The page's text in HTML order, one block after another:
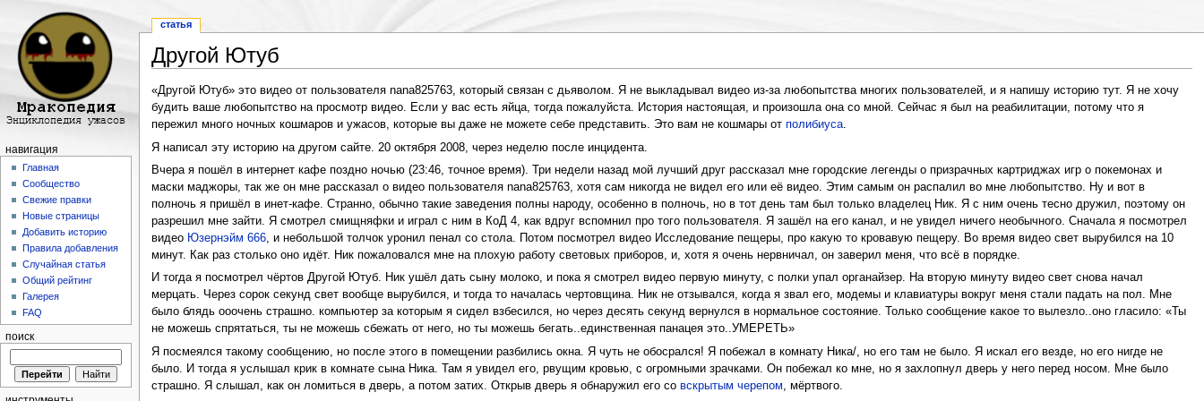
Другой Ютуб
«Другой Ютуб» это видео от пользователя nana825763, который связан с дьяволом. Я не выкладывал видео из-за любопытства многих пользователей, и я напишу историю тут. Я не хочу
будить ваше любопытство на просмотр видео. Если у вас есть яйца, тогда пожалуйста. История настоящая, и произошла она со мной. Сейчас я был на реабилитации, потому что я
пережил много ночных кошмаров и ужасов, которые вы даже не можете себе представить. Это вам не кошмары от полибиуса.
Я написал эту историю на другом сайте. 20 октября 2008, через неделю после инцидента.
Вчера я пошёл в интернет кафе поздно ночью (23:46, точное время). Три недели назад мой лучший друг рассказал мне городские легенды о призрачных картриджах игр о покемонах и
маски маджоры, так же он мне рассказал о видео пользователя nana825763, хотя сам никогда не видел его или её видео. Этим самым он распалил во мне любопытство. Ну и вот в
полночь я пришёл в инет-кафе. Странно, обычно такие заведения полны народу, особенно в полночь, но в тот день там был только владелец Ник. Я с ним очень тесно дружил, поэтому он
разрешил мне зайти. Я смотрел смищняфки и играл с ним в КоД 4, как вдруг вспомнил про того пользователя. Я зашёл на его канал, и не увидел ничего необычного. Сначала я посмотрел
видео Юзернэйм 666, и небольшой толчок уронил пенал со стола. Потом посмотрел видео Исследование пещеры, про какую то кровавую пещеру. Во время видео свет вырубился на 10
минут. Как раз столько оно идёт. Ник пожаловался мне на плохую работу световых приборов, и, хотя я очень нервничал, он заверил меня, что всё в порядке.
И тогда я посмотрел чёртов Другой Ютуб. Ник ушёл дать сыну молоко, и пока я смотрел видео первую минуту, с полки упал органайзер. На вторую минуту видео свет снова начал
мерцать. Через сорок секунд свет вообще вырубился, и тогда то началась чертовщина. Ник не отзывался, когда я звал его, модемы и клавиатуры вокруг меня стали падать на пол. Мне
было блядь ооочень страшно. компьютер за которым я сидел взбесился, но через десять секунд вернулся в нормальное состояние. Только сообщение какое то вылезло..оно гласило: «Ты
не можешь спрятаться, ты не можешь сбежать от него, но ты можешь бегать..единственная панацея это..УМЕРЕТЬ»
Я посмеялся такому сообщению, но после этого в помещении разбились окна. Я чуть не обосрался! Я побежал в комнату Ника/, но его там не было. Я искал его везде, но его нигде не
было. И тогда я услышал крик в комнате сына Ника. Там я увидел его, рвущим кровью, с огромными зрачками. Он побежал ко мне, но я захлопнул дверь у него перед носом. Мне было
страшно. Я слышал, как он ломиться в дверь, а потом затих. Открыв дверь я обнаружил его со вскрытым черепом , мёртвого.
статья
навигация
Главная
Сообщество
Свежие правки
Новые страницы
Добавить историю
Правила добавления
Случайная статья
Общий рейтинг
Галерея
FAQ
поиск